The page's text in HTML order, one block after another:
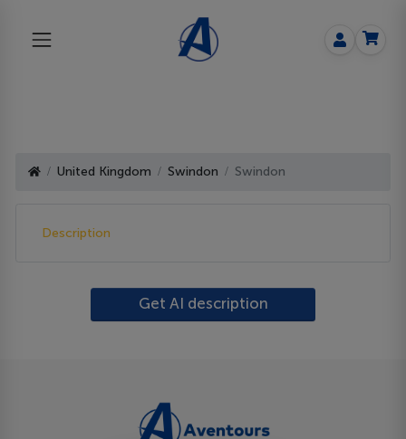
United Kingdom Swindon Swindon
Description
Get AI description